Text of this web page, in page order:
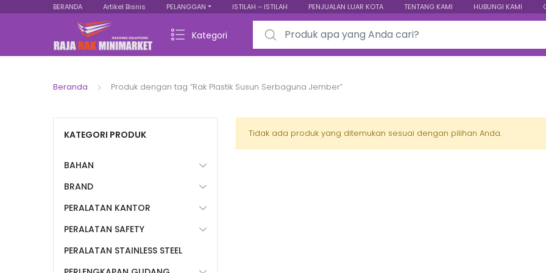
BERANDA Artikel Bisnis PELANGGAN ISTILAH – ISTILAH PENJUALAN LUAR KOTA TENTANG KAMI HUBUNGI KAMI
Kategori
Search for:
Beranda Produk dengan tag “Rak Plastik Susun Serbaguna Jember”
Tidak ada produk yang ditemukan sesuai dengan pilihan Anda.
KATEGORI PRODUK
BAHAN
BRAND
PERALATAN KANTOR
PERALATAN SAFETY
PERALATAN STAINLESS STEEL